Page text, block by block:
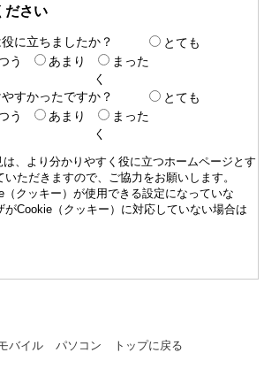
ださい
に立ちましたか？
とても
う あまり
まった
く
すかったですか？
とても
う あまり
まった
く
、より分かりやすく役に立つホームページとす
いただきますので、ご協力をお願いします。
クッキー）が使用できる設定になっていな
がCookie（クッキー）に対応していない場合は
バイル パソコン トップに戻る